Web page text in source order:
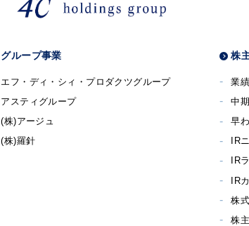
グループ事業
エフ・ディ・シィ・プロダクツグループ
アスティグループ
(株)アージュ
(株)羅針
株
業
中
早
IR
IR
IR
株
株